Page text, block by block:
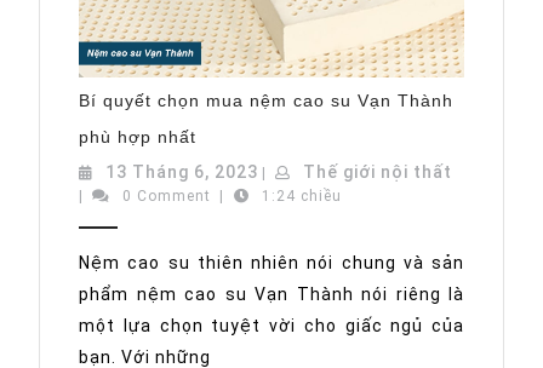
Bí quyết chọn mua nệm cao su Vạn Thành
phù hợp nhất
chọn
mua
nệm
Vạn
phù
hợp
nhất
13 Tháng 6, 2023 13
Tháng
| Thế giới nội thất
| 0 Comment | 1:24 chiều
Nệm cao su thiên nhiên nói chung và sản
phẩm nệm cao su Vạn Thành nói riêng là
một lựa chọn tuyệt vời cho giấc ngủ của
bạn. Với những